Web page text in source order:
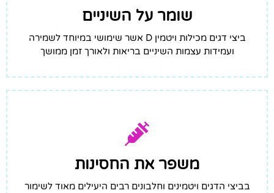
שומר על השיניים
ביצי דגים מכילות ויטמין D אשר שימושי במיוחד לשמירה
ועמידות עצמות השיניים בריאות ולאורך זמן ממושך
משפר את החסינות
בביצי הדגים ויטמינים וחלבונים רבים היעילים מאוד לשימור